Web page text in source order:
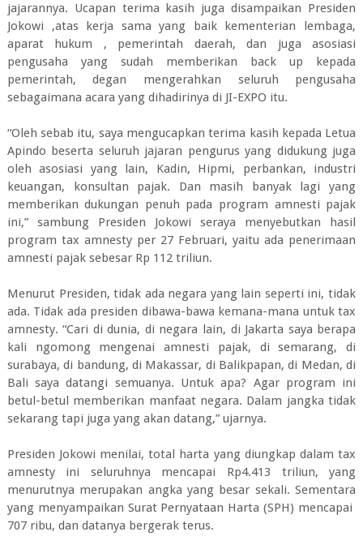
jajarannya. Ucapan terima kasih juga disampaikan Presiden
Jokowi ,atas kerja sama yang baik kementerian lembaga,
aparat hukum , pemerintah daerah, dan juga asosiasi
pengusaha yang sudah memberikan back up kepada
pemerintah, degan mengerahkan seluruh pengusaha
sebagaimana acara yang dihadirinya di JI-EXPO itu.
“Oleh sebab itu, saya mengucapkan terima kasih kepada Letua
Apindo beserta seluruh jajaran pengurus yang didukung juga
oleh asosiasi yang lain, Kadin, Hipmi, perbankan, industri
keuangan, konsultan pajak. Dan masih banyak lagi yang
memberikan dukungan penuh pada program amnesti pajak
ini,” sambung Presiden Jokowi seraya menyebutkan hasil
program tax amnesty per 27 Februari, yaitu ada penerimaan
amnesti pajak sebesar Rp 112 triliun.
Menurut Presiden, tidak ada negara yang lain seperti ini, tidak
ada. Tidak ada presiden dibawa-bawa kemana-mana untuk tax
amnesty. “Cari di dunia, di negara lain, di Jakarta saya berapa
kali ngomong mengenai amnesti pajak, di semarang, di
surabaya, di bandung, di Makassar, di Balikpapan, di Medan, di
Bali saya datangi semuanya. Untuk apa? Agar program ini
betul-betul memberikan manfaat negara. Dalam jangka tidak
sekarang tapi juga yang akan datang,” ujarnya.
Presiden Jokowi menilai, total harta yang diungkap dalam tax
amnesty ini seluruhnya mencapai Rp4.413 triliun, yang
menurutnya merupakan angka yang besar sekali. Sementara
yang menyampaikan Surat Pernyataan Harta (SPH) mencapai
707 ribu, dan datanya bergerak terus.